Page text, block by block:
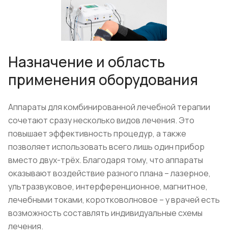
Назначение и область
применения оборудования
Аппараты для комбинированной лечебной терапии
сочетают сразу несколько видов лечения. Это
повышает эффективность процедур, а также
позволяет использовать всего лишь один прибор
вместо двух-трёх. Благодаря тому, что аппараты
оказывают воздействие разного плана – лазерное,
ультразвуковое, интерференционное, магнитное,
лечебными токами, коротковолновое – у врачей есть
возможность составлять индивидуальные схемы
лечения.